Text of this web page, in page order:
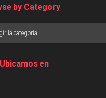
by Category
en